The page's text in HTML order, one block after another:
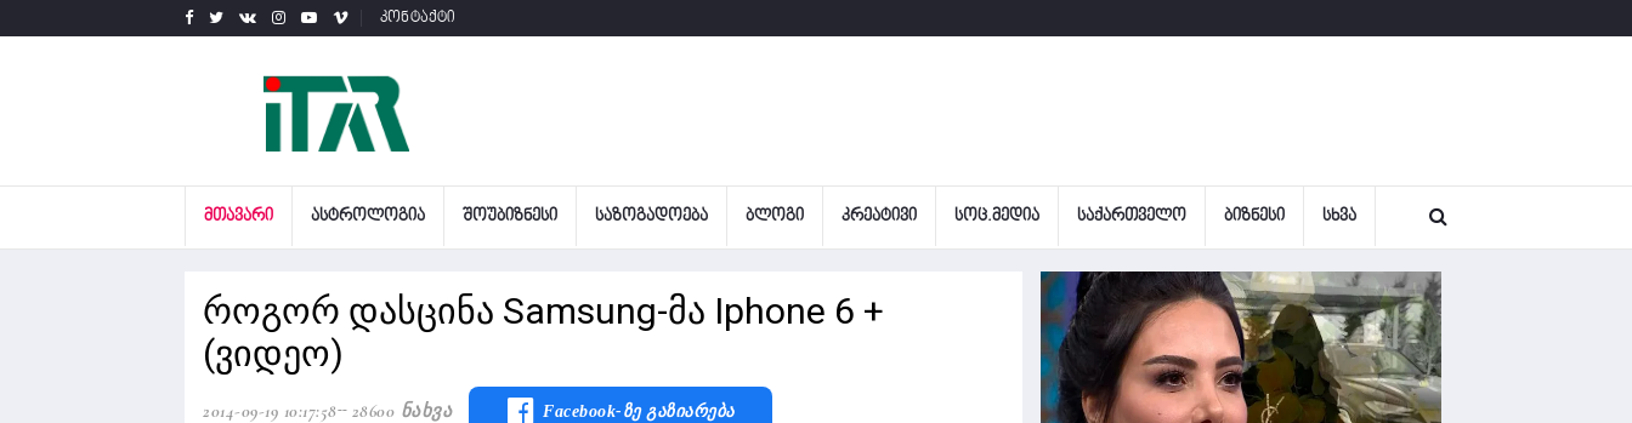
კონტაქტი
ᲛᲗᲐᲕᲐᲠᲘ ᲐᲡᲢᲠᲝᲚᲝᲒᲘᲐ ᲨᲝᲣᲑᲘᲖᲜᲔᲡᲘ ᲡᲐᲖᲝᲒᲐᲓᲝᲔᲑᲐ ᲑᲚᲝᲒᲘ ᲙᲠᲔᲐᲢᲘᲕᲘ ᲡᲝᲪ.ᲛᲔᲓᲘᲐ ᲡᲐᲥᲐᲠᲗᲕᲔᲚᲝ ᲑᲘᲖᲜᲔᲡᲘ ᲡᲮᲕᲐ
როგორ დასცინა Samsung-მა Iphone 6 +
(ვიდეო)
2014-09-19 10:17:58 28600 Ნახვა Facebook-Ზე Გაზიარება